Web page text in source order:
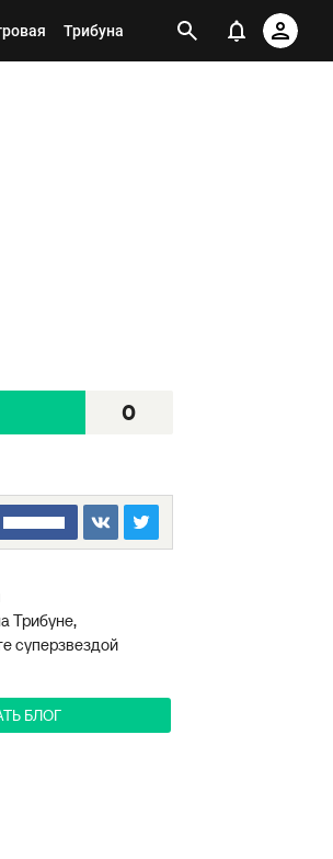
Трибуна
0
□□□□□□□□
Трибуне,
суперзвездой
БЛОГ